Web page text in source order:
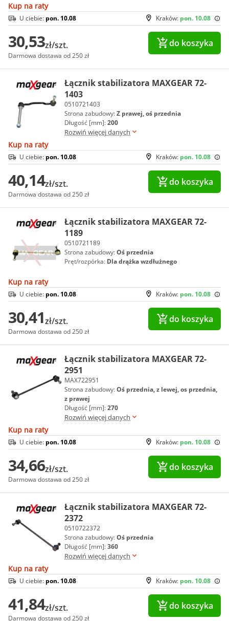
Kup na raty
Kraków: pon. 10.08
U ciebie: pon. 10.08
30,53zł/szt.
Darmowa dostawa od 250 zł
do koszyka
Łącznik stabilizatora MAXGEAR 72-
1403
0510721403
Strona zabudowy:Z prawej, oś przednia
Długość [mm]:200
Rozwiń więcej danych
Kup na raty
Kraków: pon. 10.08
U ciebie: pon. 10.08
40,14zł/szt.
Darmowa dostawa od 250 zł
do koszyka
Łącznik stabilizatora MAXGEAR 72-
1189
0510721189
Strona zabudowy:Oś przednia
Pręt/rozpórka: Dla drążka wzdłużnego
Kup na raty
Kraków: pon. 10.08
U ciebie: pon. 10.08
30,41zł/szt.
Darmowa dostawa od 250 zł
do koszyka
Łącznik stabilizatora MAXGEAR 72-
2951
MAX722951
Strona zabudowy:Oś przednia, z lewej, os przednia,
z prawej
Długość [mm]:270
Rozwiń więcej danych
Kup na raty
Kraków: pon. 10.08
U ciebie: pon. 10.08
34,66zł/szt.
Darmowa dostawa od 250 zł
do koszyka
Łącznik stabilizatora MAXGEAR 72-
2372
0510722372
Strona zabudowy:Oś przednia
Długość [mm]:360
Rozwiń więcej danych
Kup na raty
Kraków: pon. 10.08
U ciebie: pon. 10.08
41,84zł/szt.
Darmowa dostawa od 250 zł
do koszyka